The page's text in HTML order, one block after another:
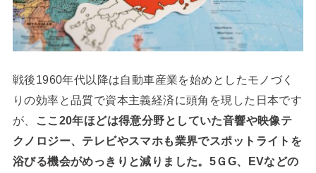
戦後1960年代以降は自動車産業を始めとしたモノづく
りの効率と品質で資本主義経済に頭角を現した日本です
が、
ここ20年ほどは得意分野としていた音響や映像テ
クノロジー、テレビやスマホも業界でスポットライトを
浴びる機会がめっきりと減りました。5ＧG、EVなどの